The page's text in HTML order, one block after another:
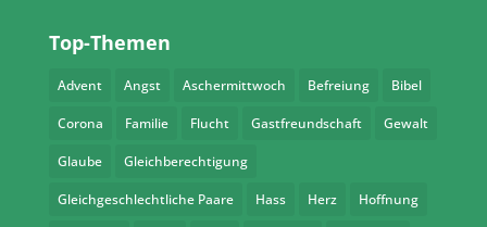
Top-Themen
Advent Angst Aschermittwoch Befreiung Bibel
Corona Familie Flucht Gastfreundschaft Gewalt
Glaube Gleichberechtigung
Gleichgeschlechtliche Paare Hass Herz Hoffnung